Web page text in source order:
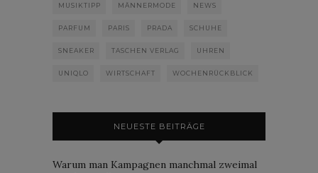
MUSIKTIPP MÄNNERMODE NEWS
PARFUM PARIS PRADA SCHUHE
SNEAKER TASCHEN VERLAG UHREN
UNIQLO WIRTSCHAFT WOCHENRÜCKBLICK
NEUESTE BEITRÄGE
Warum man Kampagnen manchmal zweimal